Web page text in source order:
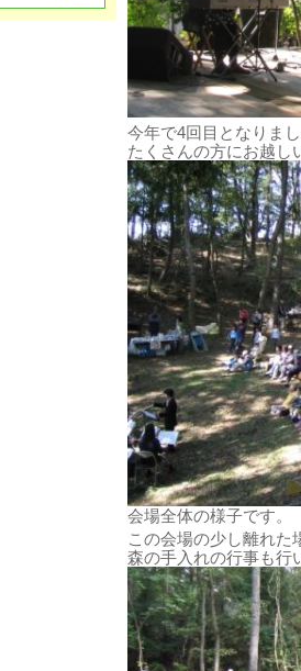
今年で4回目となりま
たくさんの方にお越し
会場全体の様子です。
この会場の少し離れた
森の手入れの行事も行